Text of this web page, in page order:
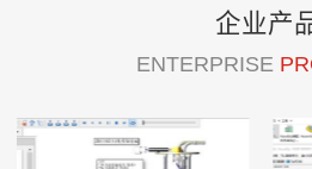
企业产
ENTERPRISE